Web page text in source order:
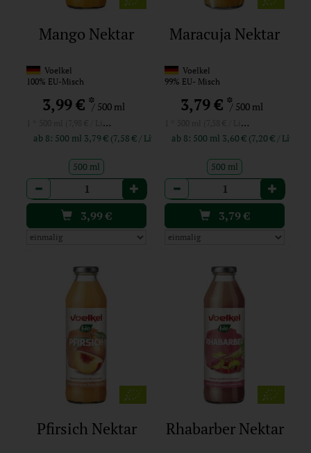
Mango Nektar
Voelkel
100% EU-Misch
3,99 € */ 500 ml
1 * 500 ml (7,98 € / Liter)
ab 8: 500 ml 3,79 € (7,58 € / Liter)
500 ml
Anzahl
3,99€
Maracuja Nektar
Voelkel
99% EU- Misch
3,79 € */ 500 ml
1 * 500 ml (7,58 € / Liter)
ab 8: 500 ml 3,60 € (7,20 € / Liter)
500 ml
Anzahl
3,79€
Pfirsich Nektar Rhabarber Nektar